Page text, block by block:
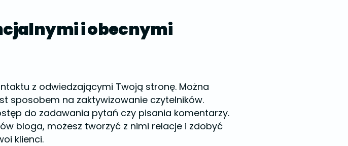
i obecnymi
z odwiedzającymi Twoją stronę. Można
sposobem na zaktywizowanie czytelników.
do zadawania pytań czy pisania komentarzy.
bloga, możesz tworzyć z nimi relacje i zdobyć
klienci.